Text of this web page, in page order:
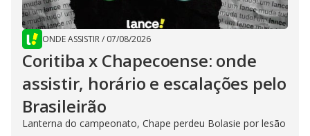
ONDE ASSISTIR/ 07/08/2026
Coritiba x Chapecoense: onde
assistir, horário e escalações pelo
Brasileirão
Lanterna do campeonato, Chape perdeu Bolasie por lesão